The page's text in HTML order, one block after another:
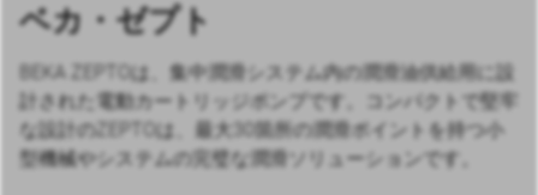
ベカ・ゼプト
BEKA ZEPTOは、集中潤滑システム内の潤滑油供給用に設
計された電動カートリッジポンプです。コンパクトで堅牢
な設計のZEPTOは、最大30箇所の潤滑ポイントを持つ小
型機械やシステムの完璧な潤滑ソリューションです。